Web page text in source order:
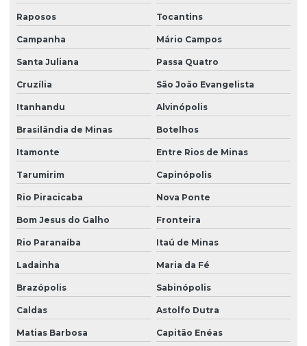
Raposos Tocantins
Campanha Mário Campos
Santa Juliana Passa Quatro
Cruzília São João Evangelista
Itanhandu Alvinópolis
Brasilândia de Minas Botelhos
Itamonte Entre Rios de Minas
Tarumirim Capinópolis
Rio Piracicaba Nova Ponte
Bom Jesus do Galho Fronteira
Rio Paranaíba Itaú de Minas
Ladainha Maria da Fé
Brazópolis Sabinópolis
Caldas Astolfo Dutra
Matias Barbosa Capitão Enéas